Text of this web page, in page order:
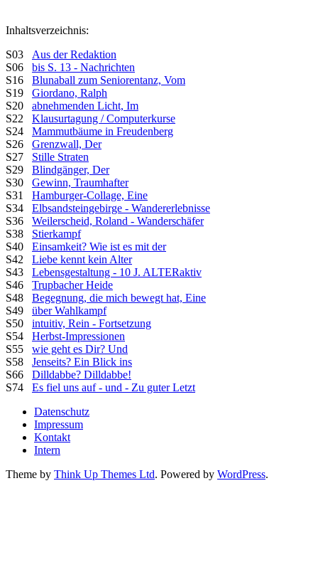
Inhaltsverzeichnis:
S03 Aus der Redaktion
S06 bis S. 13 - Nachrichten
S16 Blunaball zum Seniorentanz, Vom
S19 Giordano, Ralph
S20 abnehmenden Licht, Im
S22 Klausurtagung / Computerkurse
S24 Mammutbäume in Freudenberg
S26 Grenzwall, Der
S27 Stille Straten
S29 Blindgänger, Der
S30 Gewinn, Traumhafter
S31 Hamburger-Collage, Eine
S34 Elbsandsteingebirge - Wandererlebnisse
S36 Weilerscheid, Roland - Wanderschäfer
S38 Stierkampf
S40 Einsamkeit? Wie ist es mit der
S42 Liebe kennt kein Alter
S43 Lebensgestaltung - 10 J. ALTERaktiv
S46 Trupbacher Heide
S48 Begegnung, die mich bewegt hat, Eine
S49 über Wahlkampf
S50 intuitiv, Rein - Fortsetzung
S54 Herbst-Impressionen
S55 wie geht es Dir? Und
S58 Jenseits? Ein Blick ins
S66 Dilldabbe? Dilldabbe!
S74 Es fiel uns auf - und - Zu guter Letzt
Datenschutz
Impressum
Kontakt
Intern
Theme by Think Up Themes Ltd. Powered by WordPress.